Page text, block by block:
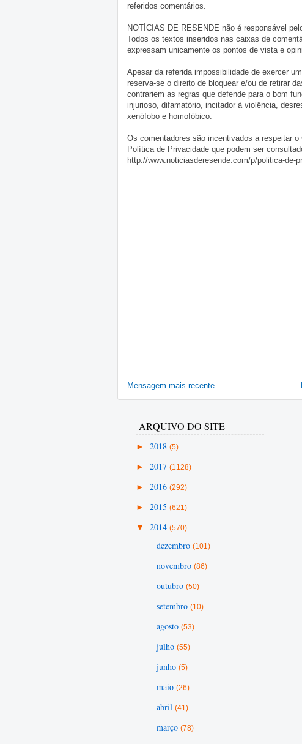
referidos comentários.
NOTÍCIAS DE RESENDE não é responsável
Todos os textos inseridos nas caixas de
expressam unicamente os pontos de vista e
Apesar da referida impossibilidade de exercer
reserva-se o direito de bloquear e/ou de retirar
contrariem as regras que defende para o bom
injurioso, difamatório, incitador à violência,
xenófobo e homofóbico.
Os comentadores são incentivados a respeitar
Política de Privacidade que podem ser
http://www.noticiasderesende.com/p/politica-de-
Mensagem mais recente
ARQUIVO DO SITE
► 2018 (5)
► 2017 (1128)
► 2016 (292)
► 2015 (621)
▼ 2014 (570)
dezembro (101)
novembro (86)
outubro (50)
setembro (10)
agosto (53)
julho (55)
junho (5)
maio (26)
abril (41)
março (78)